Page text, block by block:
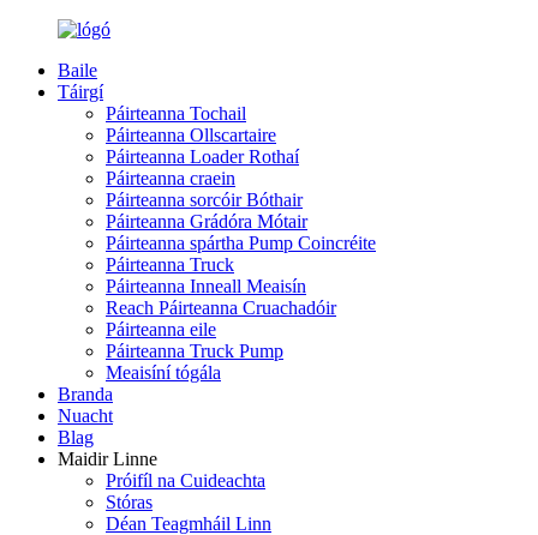
Baile
Táirgí
Páirteanna Tochail
Páirteanna Ollscartaire
Páirteanna Loader Rothaí
Páirteanna craein
Páirteanna sorcóir Bóthair
Páirteanna Grádóra Mótair
Páirteanna spártha Pump Coincréite
Páirteanna Truck
Páirteanna Inneall Meaisín
Reach Páirteanna Cruachadóir
Páirteanna eile
Páirteanna Truck Pump
Meaisíní tógála
Branda
Nuacht
Blag
Maidir Linne
Próifíl na Cuideachta
Stóras
Déan Teagmháil Linn